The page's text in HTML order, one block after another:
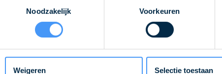
Noodzakelijk
Voorkeuren
Weigeren Selectie toestaan